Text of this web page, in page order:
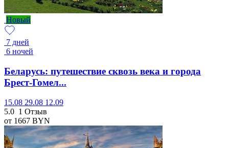
Новый
7 дней
6 ночей
Беларусь: путешествие сквозь века и города
Брест-Гомел...
15.08 29.08 12.09
5.0 1 Отзыв
от 1667 BYN